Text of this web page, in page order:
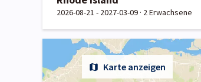
2026-08-21 - 2027-03-09 · 2 Erwachsene
Karte anzeigen